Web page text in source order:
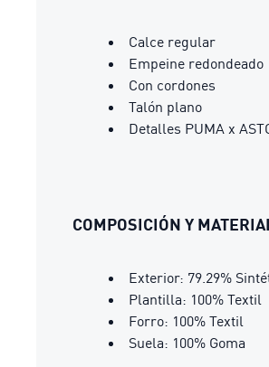
Calce regular
Empeine redondeado
Con cordones
Talón plano
Detalles PUMA x
COMPOSICIÓN Y
Exterior: 79.29%
Plantilla: 100% Textil
Forro: 100% Textil
Suela: 100% Goma